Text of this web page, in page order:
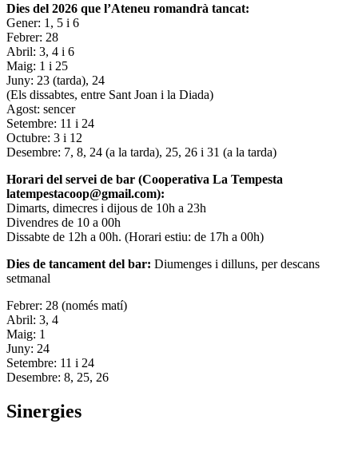
Dies del 2026 que l’Ateneu romandrà tancat:
Gener: 1, 5 i 6
Febrer: 28
Abril: 3, 4 i 6
Maig: 1 i 25
Juny: 23 (tarda), 24
(Els dissabtes, entre Sant Joan i la Diada)
Agost: sencer
Setembre: 11 i 24
Octubre: 3 i 12
Desembre: 7, 8, 24 (a la tarda), 25, 26 i 31 (a la tarda)
Horari del servei de bar (Cooperativa La Tempesta
latempestacoop@gmail.com):
Dimarts, dimecres i dijous de 10h a 23h
Divendres de 10 a 00h
Dissabte de 12h a 00h. (Horari estiu: de 17h a 00h)
Dies de tancament del bar: Diumenges i dilluns, per descans
setmanal
Febrer: 28 (només matí)
Abril: 3, 4
Maig: 1
Juny: 24
Setembre: 11 i 24
Desembre: 8, 25, 26
Sinergies